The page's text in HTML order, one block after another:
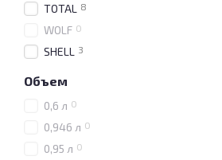
TOTAL 8
WOLF 0
SHELL 3
Объем
0,6 л 0
0,946 л 0
0,95 л 0